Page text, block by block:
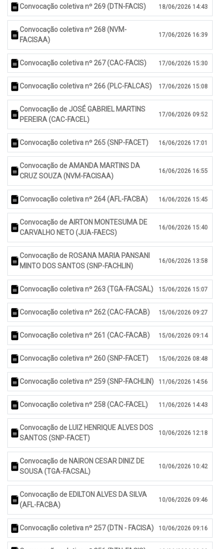
Convocação coletiva nº 269 (DTN-FACIS) 18/06/2026 14:43
Convocação coletiva nº 268 (NVM-
FACISAA)
17/06/2026 16:39
Convocação coletiva nº 267 (CAC-FACIS) 17/06/2026 15:30
Convocação coletiva nº 266 (PLC-FALCAS) 17/06/2026 15:08
Convocação de JOSÉ GABRIEL MARTINS
PEREIRA (CAC-FACEL)
17/06/2026 09:52
Convocação coletiva nº 265 (SNP-FACET) 16/06/2026 17:01
Convocação de AMANDA MARTINS DA
CRUZ SOUZA (NVM-FACISAA)
16/06/2026 16:55
Convocação coletiva nº 264 (AFL-FACBA) 16/06/2026 15:45
Convocação de AIRTON MONTESUMA DE
CARVALHO NETO (JUA-FAECS)
16/06/2026 15:40
Convocação de ROSANA MARIA PANSANI
MINTO DOS SANTOS (SNP-FACHLIN)
16/06/2026 13:58
Convocação coletiva nº 263 (TGA-FACSAL) 15/06/2026 15:07
Convocação coletiva nº 262 (CAC-FACAB) 15/06/2026 09:27
Convocação coletiva nº 261 (CAC-FACAB) 15/06/2026 09:14
Convocação coletiva nº 260 (SNP-FACET) 15/06/2026 08:48
Convocação coletiva nº 259 (SNP-FACHLIN) 11/06/2026 14:56
Convocação coletiva nº 258 (CAC-FACEL) 11/06/2026 14:43
Convocação de LUIZ HENRIQUE ALVES DOS
SANTOS (SNP-FACET)
10/06/2026 12:18
Convocação de NAIRON CESAR DINIZ DE
SOUSA (TGA-FACSAL)
10/06/2026 10:42
Convocação de EDILTON ALVES DA SILVA
(AFL-FACBA)
10/06/2026 09:46
Convocação coletiva nº 257 (DTN - FACISA) 10/06/2026 09:16